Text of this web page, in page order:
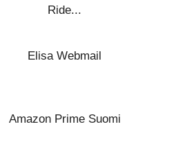
Ride...
Elisa Webmail
Amazon Prime Suomi